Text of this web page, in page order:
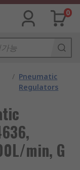
0
/ Pneumatic
Regulators
min, G